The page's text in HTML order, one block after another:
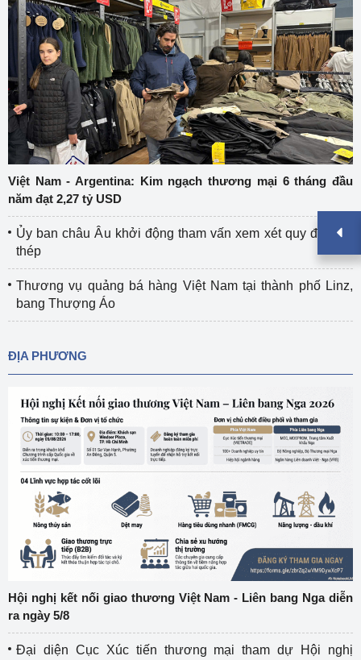
Việt Nam - Argentina: Kim ngạch thương mại 6 tháng đầu
năm đạt 2,27 tỷ USD
Ủy ban châu Âu khởi động tham vấn xem xét quy định về
thép
Thương vụ quảng bá hàng Việt Nam tại thành phố Linz,
bang Thượng Áo
ĐỊA PHƯƠNG
Hội nghị kết nối giao thương Việt Nam - Liên bang Nga diễn
ra ngày 5/8
Đại diện Cục Xúc tiến thương mại tham dự Hội nghị